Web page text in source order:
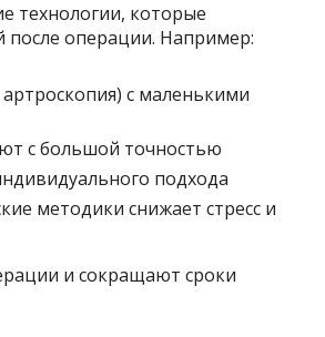
технологии, которые
после операции. Например:
с маленькими
с большой точностью
подхода
методики снижает стресс и
и сокращают сроки